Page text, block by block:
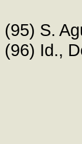
(95) S.
(96) Id.,